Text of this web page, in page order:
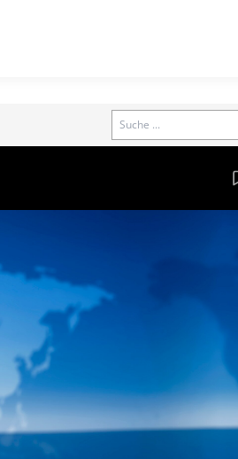
Search